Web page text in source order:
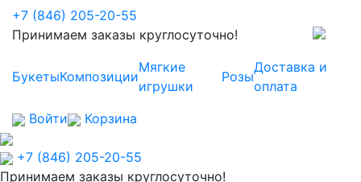
+7 (846) 205-20-55
Принимаем заказы круглосуточно!
БукетыКомпозиции
Мягкие
игрушки
Розы
Доставка и
оплата
Войти
Корзина
+7 (846) 205-20-55
Принимаем заказы круглосуточно!